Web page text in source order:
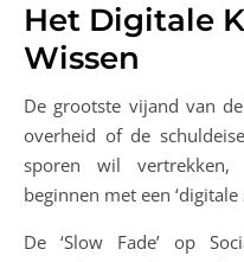
Het Digitale
Wissen
De grootste vijand van
overheid of de
sporen wil vertrekken,
beginnen met een ‘digitale
De ‘Slow Fade’ op